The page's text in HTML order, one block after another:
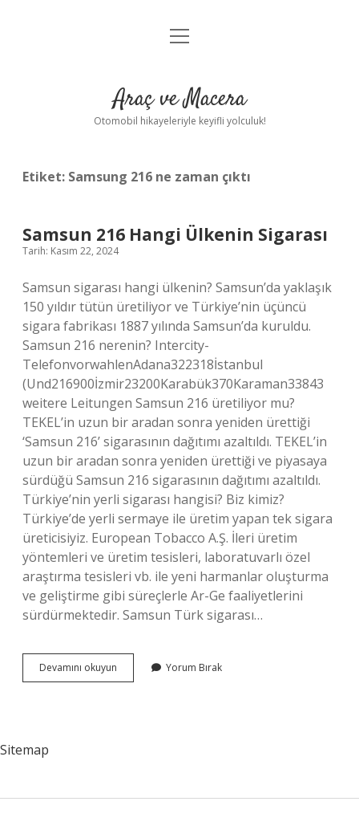
Anasayfa
Yasal Uyarı
menüyü
Araç ve Macera
Otomobil hikayeleriyle keyifli yolculuk!
Etiket: Samsung 216 ne zaman çıktı
Samsun 216 Hangi Ülkenin Sigarası
Tarih: Kasım 22, 2024
Samsun sigarası hangi ülkenin? Samsun’da yaklaşık
150 yıldır tütün üretiliyor ve Türkiye’nin üçüncü
sigara fabrikası 1887 yılında Samsun’da kuruldu.
Samsun 216 nerenin? Intercity-
TelefonvorwahlenAdana322318İstanbul
(Und216900İzmir23200Karabük370Karaman33843
weitere Leitungen Samsun 216 üretiliyor mu?
TEKEL’in uzun bir aradan sonra yeniden ürettiği
‘Samsun 216’ sigarasının dağıtımı azaltıldı. TEKEL’in
uzun bir aradan sonra yeniden ürettiği ve piyasaya
sürdüğü Samsun 216 sigarasının dağıtımı azaltıldı.
Türkiye’nin yerli sigarası hangisi? Biz kimiz?
Türkiye’de yerli sermaye ile üretim yapan tek sigara
üreticisiyiz. European Tobacco A.Ş. İleri üretim
yöntemleri ve üretim tesisleri, laboratuvarlı özel
araştırma tesisleri vb. ile yeni harmanlar oluşturma
ve geliştirme gibi süreçlerle Ar-Ge faaliyetlerini
sürdürmektedir. Samsun Türk sigarası…
Devamını okuyun
216
Yorum Bırak
Sitemap